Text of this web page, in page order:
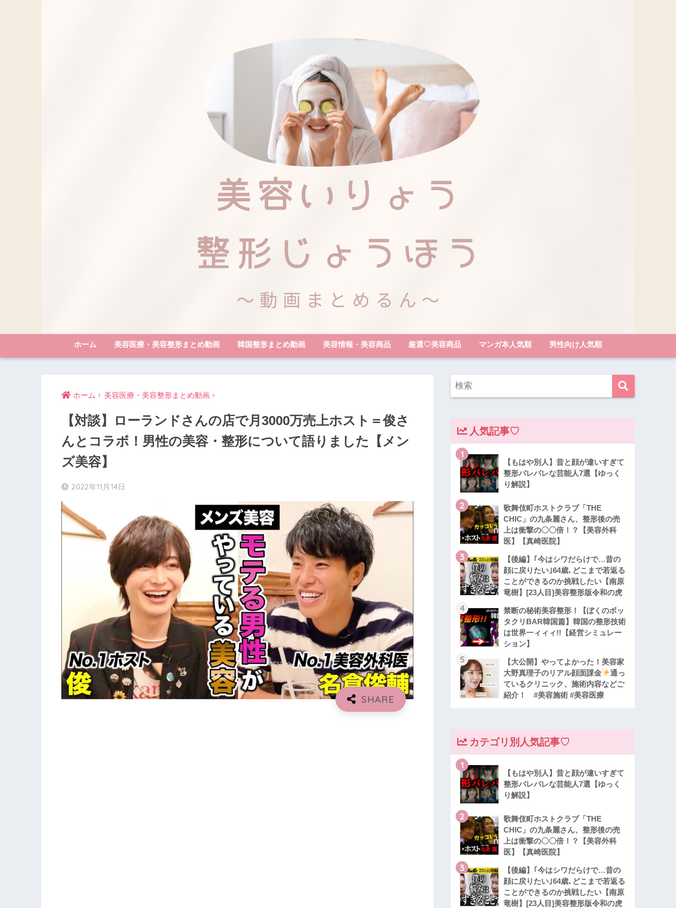
ホーム 美容医療・美容整形まとめ動画 韓国整形まとめ動画 美容情報・美容商品 厳選♡美容商品 マンガ本人気順 男性向け人気順
ホーム 美容医療・美容整形まとめ動画
【対談】ローランドさんの店で月3000万売上ホスト＝俊さ
んとコラボ！男性の美容・整形について語りました【メン
ズ美容】
2022年11月14日
人気記事♡
1
【もはや別人】昔と顔が違いすぎて
整形バレバレな芸能人7選【ゆっく
り解説】
2
歌舞伎町ホストクラブ「THE
CHIC」の九条麗さん、整形後の売
上は衝撃の〇〇倍！？【美容外科
医】【真崎医院】
3
【後編】｢今はシワだらけで…昔の
顔に戻りたい｣64歳､どこまで若返る
ことができるのか挑戦したい【南原
竜樹】[23人目]美容整形版令和の虎
4
禁断の秘術美容整形！【ぼくのボッ
タクリBAR韓国篇】韓国の整形技術
は世界一ィィィ!!【経営シミュレー
ション】
5
【大公開】やってよかった！美容家
大野真理子のリアル顔面課金
通っ
ているクリニック、施術内容などご
紹介！ #美容施術 #美容医療
カテゴリ別人気記事♡
1
【もはや別人】昔と顔が違いすぎて
整形バレバレな芸能人7選【ゆっく
り解説】
2
歌舞伎町ホストクラブ「THE
CHIC」の九条麗さん、整形後の売
上は衝撃の〇〇倍！？【美容外科
医】【真崎医院】
3
【後編】｢今はシワだらけで…昔の
顔に戻りたい｣64歳､どこまで若返る
ことができるのか挑戦したい【南原
竜樹】[23人目]美容整形版令和の虎